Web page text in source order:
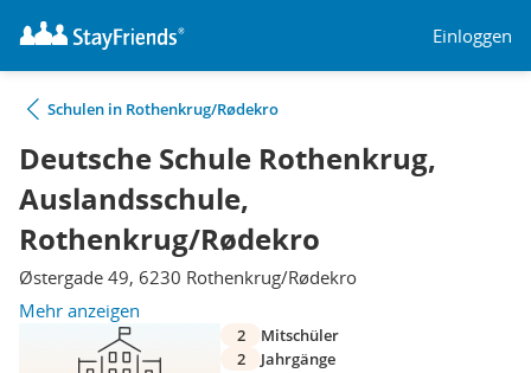
Einloggen
Schulen in Rothenkrug/Rødekro
Deutsche Schule Rothenkrug,
Auslandsschule,
Rothenkrug/Rødekro
Østergade 49, 6230 Rothenkrug/Rødekro
Mehr anzeigen
2
Mitschüler
2
Jahrgänge